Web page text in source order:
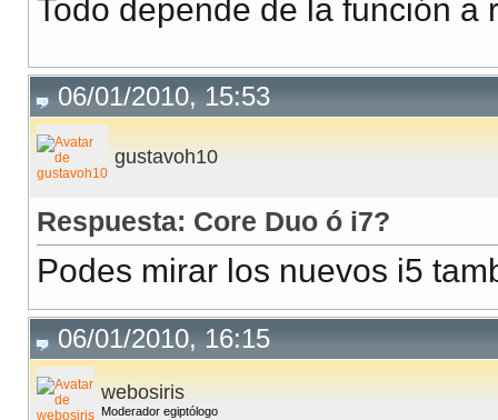
Todo depende de la función a
06/01/2010, 15:53
gustavoh10
Respuesta: Core Duo ó i7?
Podes mirar los nuevos i5
06/01/2010, 16:15
webosiris
Moderador egiptólogo